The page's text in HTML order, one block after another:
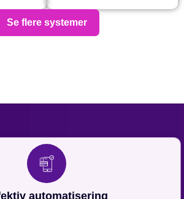
Se flere systemer
automatisering